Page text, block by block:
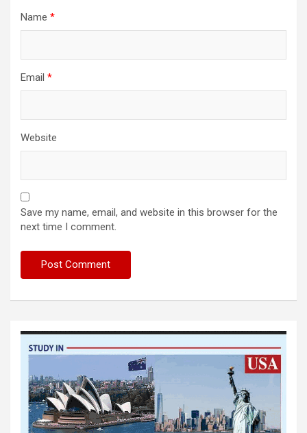
Name *
Email *
Website
Save my name, email, and website in this browser for the
next time I comment.